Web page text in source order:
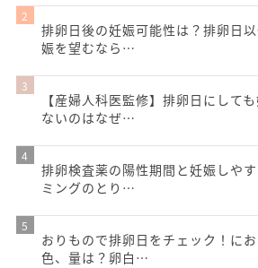
排卵日後の妊娠可能性は？排卵日
娠を望むなら…
【産婦人科医監修】排卵日にして
ないのはなぜ…
排卵検査薬の陽性期間と妊娠しや
ミングのとり…
おりもので排卵日をチェック！に
色、量は？卵白…